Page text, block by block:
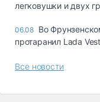
легковушки и двух
06.08 Во
протаранил Lada
Все новости